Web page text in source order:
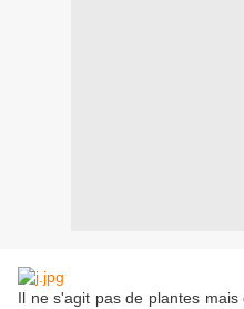
Il ne s'agit pas de plantes